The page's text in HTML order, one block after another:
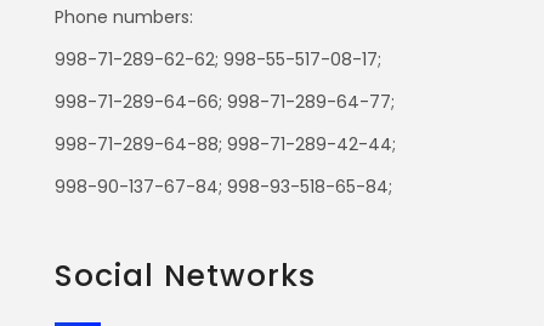
Phone numbers:
998-71-289-62-62; 998-55-517-08-17;
998-71-289-64-66; 998-71-289-64-77;
998-71-289-64-88; 998-71-289-42-44;
998-90-137-67-84; 998-93-518-65-84;
Social Networks